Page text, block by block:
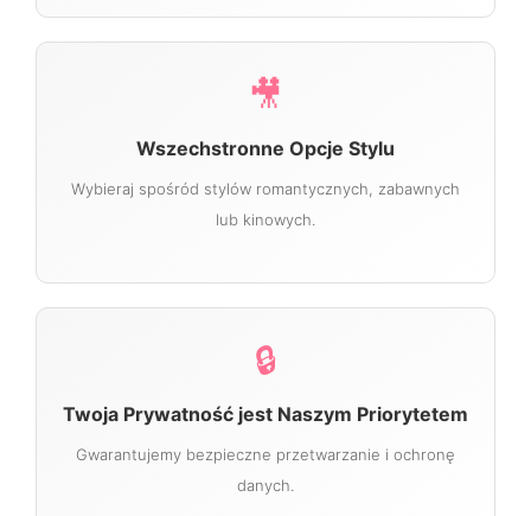
🎥
Wszechstronne Opcje Stylu
Wybieraj spośród stylów romantycznych, zabawnych
lub kinowych.
🔒
Twoja Prywatność jest Naszym Priorytetem
Gwarantujemy bezpieczne przetwarzanie i ochronę
danych.